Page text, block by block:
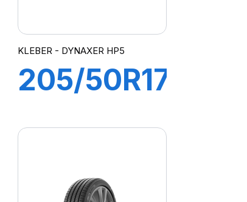
KLEBER - DYNAXER HP5
205/50R17
HP5